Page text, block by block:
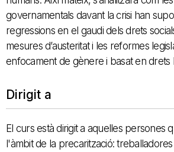
governamentals davant la crisi han
regressions en el gaudi dels drets
mesures d’austeritat i les reformes
enfocament de gènere i basat en drets
Dirigit a
El curs està dirigit a aquelles persones
l'àmbit de la precarització: